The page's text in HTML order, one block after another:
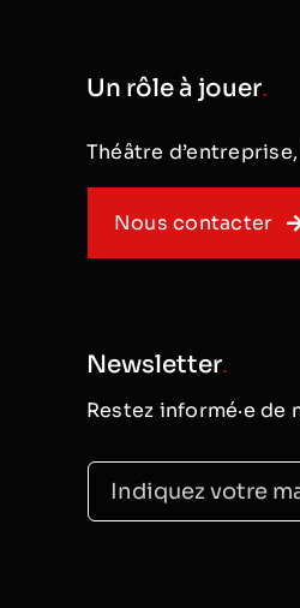
Un rôle à jouer.
Théâtre
Nous contacter
Newsletter.
Restez informé·e